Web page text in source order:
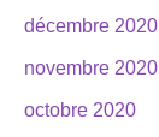
décembre 2020
novembre 2020
octobre 2020